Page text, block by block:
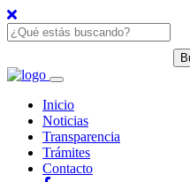
Inicio
Noticias
Transparencia
Trámites
Contacto